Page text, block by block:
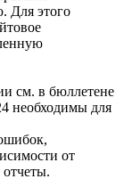
Для этого
см. в бюллетене
необходимы для
от